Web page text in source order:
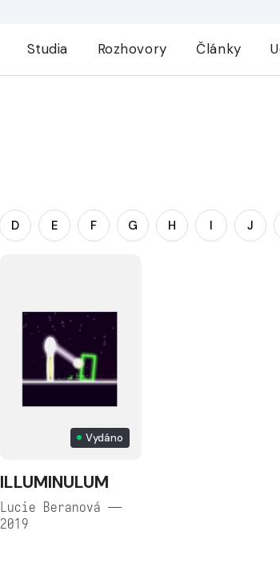
Studia Rozhovory Články
D E F G H I J
Vydáno
ILLUMINULUM
Lucie Beranová —
2019